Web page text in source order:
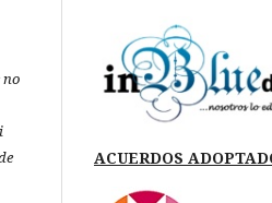
no
ACUERDOS